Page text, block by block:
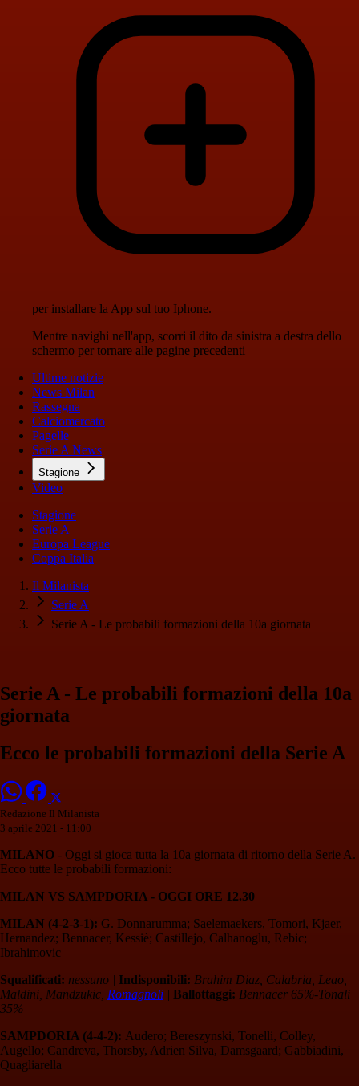
per installare la App sul tuo Iphone.
Mentre navighi nell'app, scorri il dito da sinistra a destra dello
schermo per tornare alle pagine precedenti
Ultime notizie
News Milan
Rassegna
Calciomercato
Pagelle
Serie A News
Stagione
Video
Stagione
Serie A
Europa League
Coppa Italia
Il Milanista
Serie A
Serie A - Le probabili formazioni della 10a giornata
Serie A - Le probabili formazioni della 10a
giornata
Ecco le probabili formazioni della Serie A
Redazione Il Milanista
3 aprile 2021 - 11:00
MILANO - Oggi si gioca tutta la 10a giornata di ritorno della Serie A.
Ecco tutte le probabili formazioni:
MILAN VS SAMPDORIA - OGGI ORE 12.30
MILAN (4-2-3-1): G. Donnarumma; Saelemaekers, Tomori, Kjaer,
Hernandez; Bennacer, Kessiè; Castillejo, Calhanoglu, Rebic;
Ibrahimovic
Squalificati: nessuno | Indisponibili: Brahim Diaz, Calabria, Leao,
Maldini, Mandzukic, Romagnoli | Ballottaggi: Bennacer 65%-Tonali
35%
SAMPDORIA (4-4-2): Audero; Bereszynski, Tonelli, Colley,
Augello; Candreva, Thorsby, Adrien Silva, Damsgaard; Gabbiadini,
Quagliarella